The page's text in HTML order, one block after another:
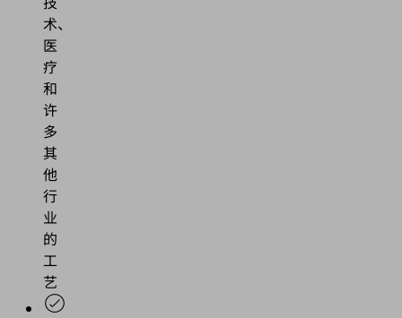
术、
医
疗
和
许
多
其
他
行
业
的
工
艺